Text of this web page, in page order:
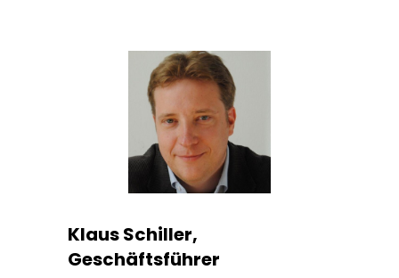
Klaus Schiller,
Geschäftsführer